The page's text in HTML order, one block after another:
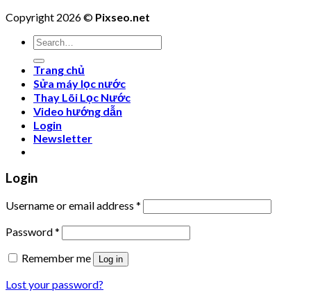
Copyright 2026 © Pixseo.net
Search
for:
Trang chủ
Sửa máy lọc nước
Thay Lõi Lọc Nước
Video hướng dẫn
Login
Newsletter
Login
Username or email address *
Password*
Remember me
Log in
Lost your password?